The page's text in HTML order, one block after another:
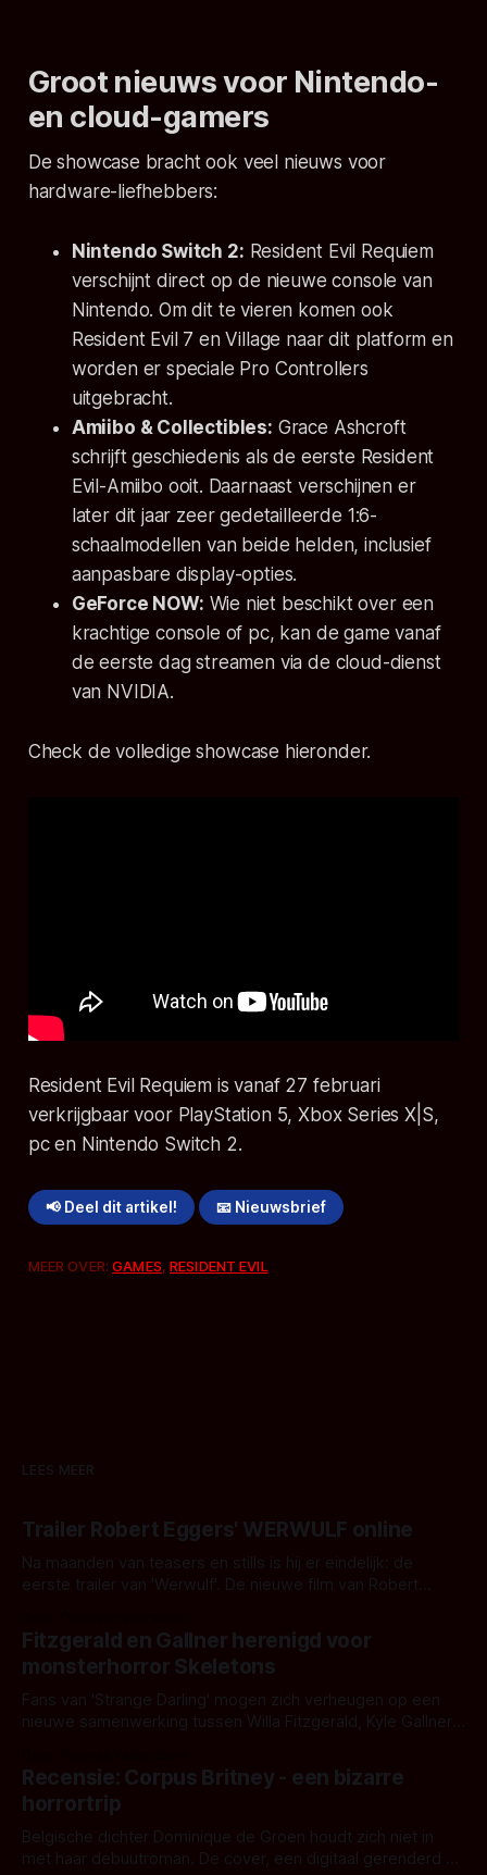
Groot nieuws voor Nintendo-
en cloud-gamers
De showcase bracht ook veel nieuws voor
hardware-liefhebbers:
Nintendo Switch 2: Resident Evil Requiem
verschijnt direct op de nieuwe console van
Nintendo. Om dit te vieren komen ook
Resident Evil 7 enVillage naar dit platform en
worden er speciale Pro Controllers
uitgebracht.
Amiibo & Collectibles: Grace Ashcroft
schrijft geschiedenis als de eerste Resident
Evil -Amiibo ooit. Daarnaast verschijnen er
later dit jaar zeer gedetailleerde 1:6-
schaalmodellen van beide helden, inclusief
aanpasbare display-opties.
GeForce NOW: Wie niet beschikt over een
krachtige console of pc, kan de game vanaf
de eerste dag streamen via de cloud-dienst
van NVIDIA.
Check de volledige showcase hieronder.
Resident Evil Requiem is vanaf 27 februari
verkrijgbaar voor PlayStation 5, Xbox Series X|S,
pc en Nintendo Switch 2.
📢 Deel dit artikel! 📧 Nieuwsbrief
MEER OVER:GAMES,RESIDENT EVIL
LEES MEER
Trailer Robert Eggers' WERWULF online
Na maanden van teasers en stills is hij er eindelijk: de
eerste trailer van 'Werwulf'. De nieuwe film van Robert
kille stijl vol folklore en mythe. Het topic deze keer is (kon
het het al raden?)... de weerwolf. Kijk je mee?
Fitzgerald en Gallner herenigd voor
monsterhorror Skeletons
Fans van 'Strange Darling' mogen zich verheugen op een
nieuwe samenwerking tussen Willa Fitzgerald, Kyle Gallner
'Skeletons', een nieuwe creature feature waarvoor de
opnames zijn gestart in Australië.
Recensie: Corpus Britney - een bizarre
horrortrip
Belgische dichter Dominique de Groen houdt zich niet in
met haar debuutroman. De cover, een digitaal gerenderd en